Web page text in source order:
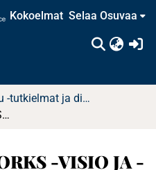
Kokoelmat Selaa Osuvaa
Pro gradu -tutkielmat ja diplomityöt
AMBIENT NETWORKS -VISIO JA -LIIKETOIMINTASUHTEET
-VISIO JA -